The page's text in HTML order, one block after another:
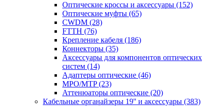
Оптические кроссы и аксессуары (152)
Оптические муфты (65)
CWDM (28)
FTTH (76)
Крепление кабеля (186)
Коннекторы (35)
Аксессуары для компонентов оптических
систем (14)
Адаптеры оптические (46)
MPO/MTP(23)
Аттенюаторы оптические (20)
Кабельные органайзеры 19'' и аксессуары (383)